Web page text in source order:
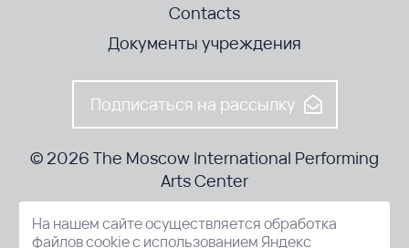
Contacts
Документы учреждения
Подписаться на рассылку
© 2026 The Moscow International Performing
Arts Center
52-8, Kosmodamianskaya nab., Moscow, 115054, Russia
На нашем сайте осуществляется обработка
файлов cookie с использованием Яндекс